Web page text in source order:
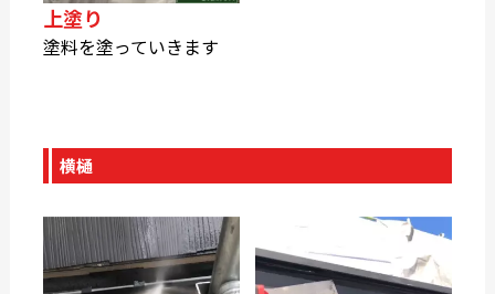
上塗り
塗料を塗っていきます
横樋